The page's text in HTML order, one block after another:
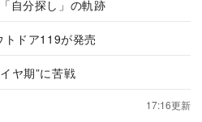
自分探し」の軌跡
トドア119が発売
ヤ期”に苦戦
17:16更新